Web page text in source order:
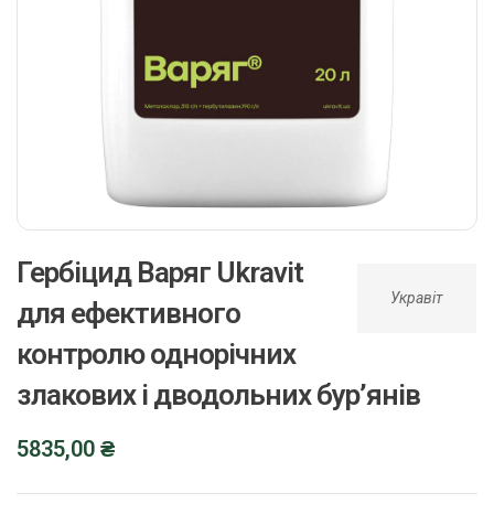
Укравіт
Гербіцид Варяг Ukravit
для ефективного
контролю однорічних
злакових і дводольних бур’янів
5835,00 ₴